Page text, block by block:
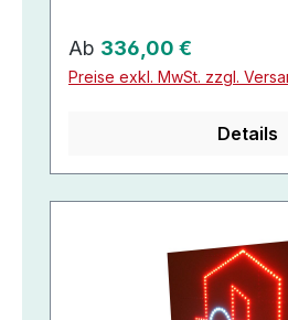
Regulärer Preis:
Ab 336,00 €
Preise exkl. MwSt. zzgl.
Details